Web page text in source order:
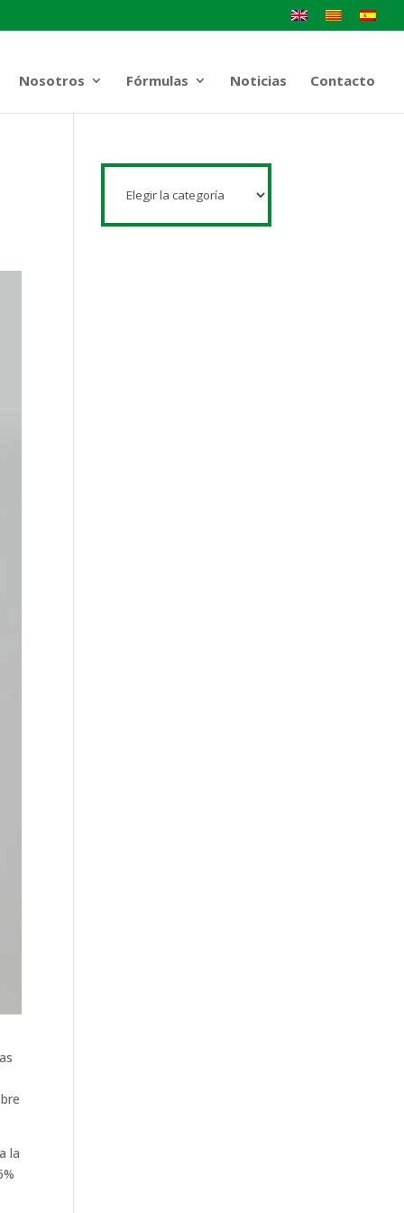
Nosotros Fórmulas Noticias Contacto
la